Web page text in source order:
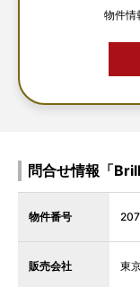
物件情
問合せ情報「
物件番号
販売会社 東